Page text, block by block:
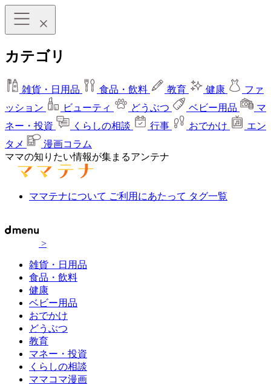
カテゴリ
雑貨・日用品 食品・飲料 教育 健康
ファ
ッション
ビューティ どうぶつ ベビー用品
マ
ネー・投資
くらしの相談 行事 おでかけ
エン
タメ
漫画コラム
ママの知りたい情報が集まるアンテナ
ママテナについて ご利用にあたって タグ一覧
>
雑貨・日用品
食品・飲料
健康
ベビー用品
おでかけ
どうぶつ
教育
マネー・投資
くらしの相談
ママコマ漫画